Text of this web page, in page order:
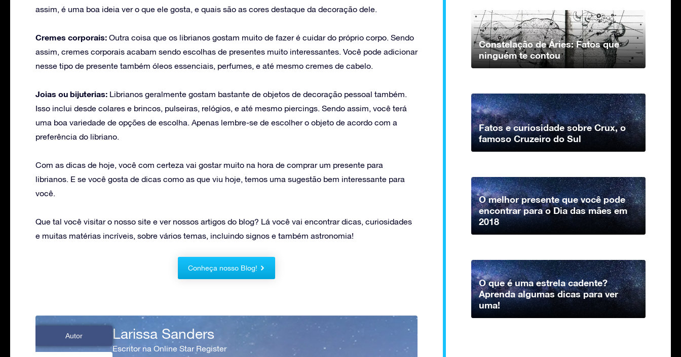
assim, é uma boa ideia ver o que ele gosta, e quais são as cores destaque da decoração dele.
Cremes corporais: Outra coisa que os librianos gostam muito de fazer é cuidar do próprio corpo. Sendo
assim, cremes corporais acabam sendo escolhas de presentes muito interessantes. Você pode adicionar
nesse tipo de presente também óleos essenciais, perfumes, e até mesmo cremes de cabelo.
Joias ou bijuterias: Librianos geralmente gostam bastante de objetos de decoração pessoal também.
Isso inclui desde colares e brincos, pulseiras, relógios, e até mesmo piercings. Sendo assim, você terá
uma boa variedade de opções de escolha. Apenas lembre-se de escolher o objeto de acordo com a
preferência do libriano.
Com as dicas de hoje, você com certeza vai gostar muito na hora de comprar um presente para
librianos. E se você gosta de dicas como as que viu hoje, temos uma sugestão bem interessante para
você.
Que tal você visitar o nosso site e ver nossos artigos do blog? Lá você vai encontrar dicas, curiosidades
e muitas matérias incríveis, sobre vários temas, incluindo signos e também astronomia!
Conheça nosso Blog!
Autor Larissa Sanders
Escritor na Online Star Register
Constelação de Áries: Fatos que
ninguém te contou
Fatos e curiosidade sobre Crux, o
famoso Cruzeiro do Sul
O melhor presente que você pode
encontrar para o Dia das mães em
2018
O que é uma estrela cadente?
Aprenda algumas dicas para ver
uma!